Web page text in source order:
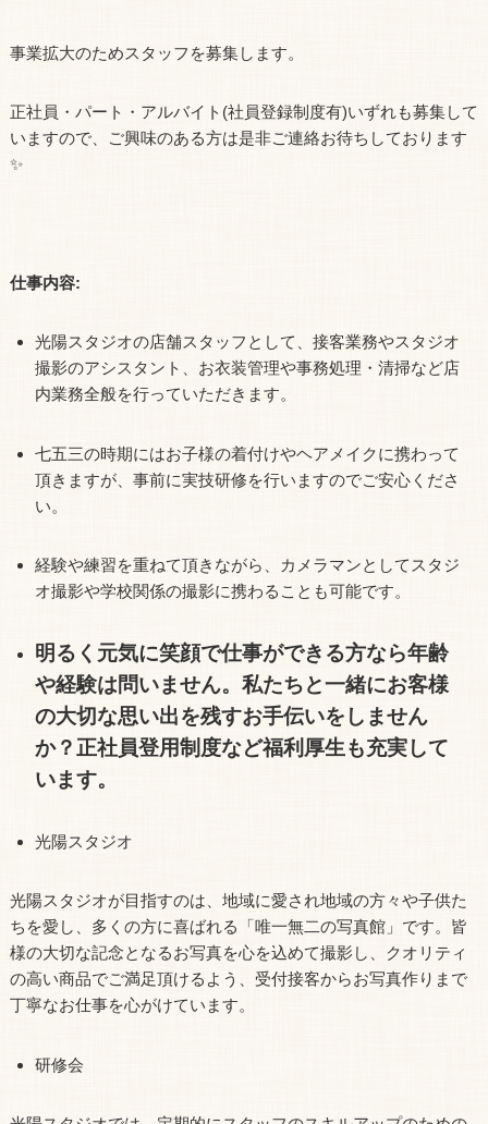
事業拡大のためスタッフを募集します。
正社員・パート・アルバイト(社員登録制度有)いずれも募集して
いますので、ご興味のある方は是非ご連絡お待ちしております
✨
仕事内容:
光陽スタジオの店舗スタッフとして、接客業務やスタジオ
撮影のアシスタント、お衣装管理や事務処理・清掃など店
内業務全般を行っていただきます。
七五三の時期にはお子様の着付けやヘアメイクに携わって
頂きますが、事前に実技研修を行いますのでご安心くださ
い。
経験や練習を重ねて頂きながら、カメラマンとしてスタジ
オ撮影や学校関係の撮影に携わることも可能です。
明るく元気に笑顔で仕事ができる方なら年齢
や経験は問いません。私たちと一緒にお客様
の大切な思い出を残すお手伝いをしません
か？正社員登用制度など福利厚生も充実して
います。
光陽スタジオ
光陽スタジオが目指すのは、地域に愛され地域の方々や子供た
ちを愛し、多くの方に喜ばれる「唯一無二の写真館」です。皆
様の大切な記念となるお写真を心を込めて撮影し、クオリティ
の高い商品でご満足頂けるよう、受付接客からお写真作りまで
丁寧なお仕事を心がけています。
研修会